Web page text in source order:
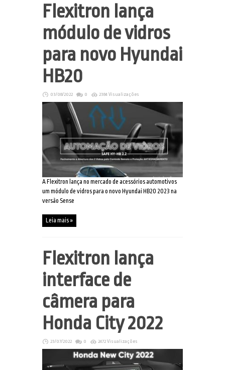
Flexitron lança
módulo de vidros
para novo Hyundai
HB20
03/08/2022 0 2384 Visualizações
A Flexitron lança no mercado de acessórios automotivos
um módulo de vidros para o novo Hyundai HB20 2023 na
versão Sense
Leia mais »
Flexitron lança
interface de
câmera para
Honda City 2022
23/07/2022 0 2472 Visualizações